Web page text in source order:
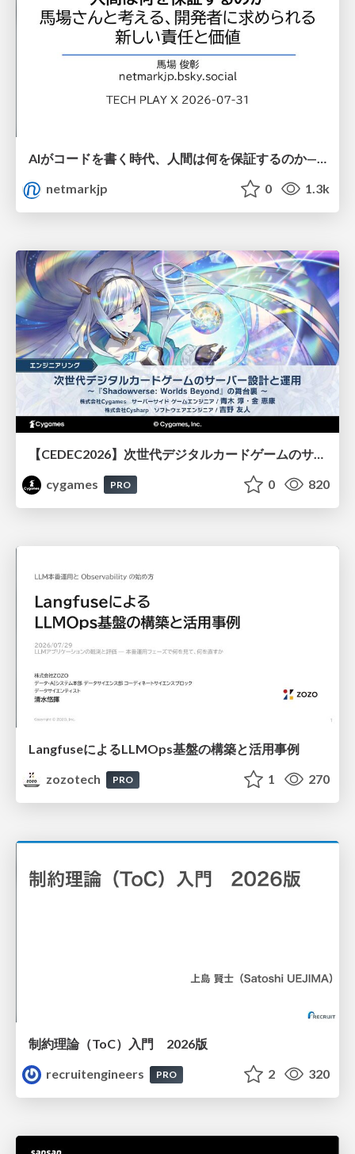
AIがコードを書く時代、人間は何を保証するのか———馬場さんと考える、開発者に求められる新しい責任と価値 - TECH PLAY
netmarkjp
0 1.3k
cygames
PRO 0 820
LangfuseによるLLMOps基盤の構築と活用事例
zozotech
PRO 1 270
制約理論（ToC）入門 2026版
recruitengineers
PRO 2 320